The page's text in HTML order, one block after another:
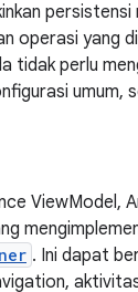
operasi yang
tidak perlu
umum,
ViewModel,
. Ini dapat